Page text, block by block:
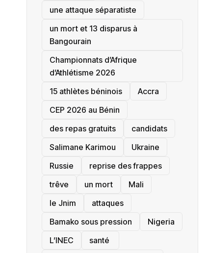
une attaque séparatiste
un mort et 13 disparus à
Bangourain
‎Championnats d’Afrique
d’Athlétisme 2026
15 athlètes béninois
Accra
‎CEP 2026 au Bénin
des repas gratuits
candidats
Salimane Karimou
Ukraine
Russie
reprise des frappes
trêve
un mort
Mali
le Jnim
attaques
Bamako sous pression
‎Nigeria
L’INEC
santé ‎